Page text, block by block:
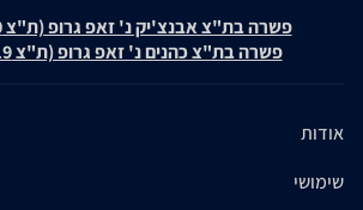
פשרה בת"צ אבנצ'יק נ' זאפ גרופ (ת"צ 23008-08-20)
פשרה בת"צ כהנים נ' זאפ גרופ (ת"צ 60371-12-19)
אודות
שימושי